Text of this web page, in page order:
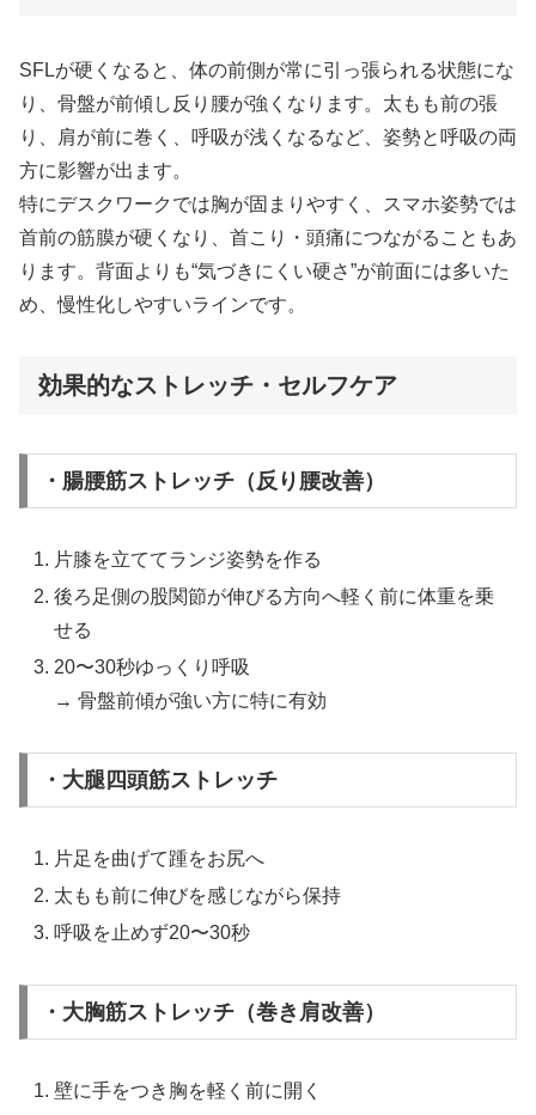
SFLが硬くなると、体の前側が常に引っ張られる状態にな
り、骨盤が前傾し反り腰が強くなります。太もも前の張
り、肩が前に巻く、呼吸が浅くなるなど、姿勢と呼吸の両
方に影響が出ます。
特にデスクワークでは胸が固まりやすく、スマホ姿勢では
首前の筋膜が硬くなり、首こり・頭痛につながることもあ
ります。背面よりも“気づきにくい硬さ”が前面には多いた
め、慢性化しやすいラインです。
効果的なストレッチ・セルフケア
・腸腰筋ストレッチ（反り腰改善）
片膝を立ててランジ姿勢を作る
後ろ足側の股関節が伸びる方向へ軽く前に体重を乗
せる
20〜30秒ゆっくり呼吸
→ 骨盤前傾が強い方に特に有効
・大腿四頭筋ストレッチ
片足を曲げて踵をお尻へ
太もも前に伸びを感じながら保持
呼吸を止めず20〜30秒
・大胸筋ストレッチ（巻き肩改善）
壁に手をつき胸を軽く前に開く